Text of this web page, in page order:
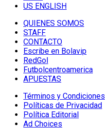
US ENGLISH
QUIENES SOMOS
STAFF
CONTACTO
Escribe en Bolavip
RedGol
Futbolcentroamerica
APUESTAS
Términos y Condiciones
Políticas de Privacidad
Política Editorial
Ad Choices